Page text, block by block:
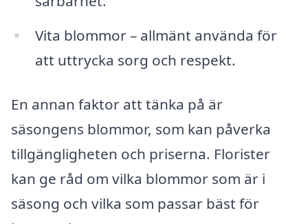
Vita blommor – allmänt använda för
att uttrycka sorg och respekt.
En annan faktor att tänka på är
säsongens blommor, som kan påverka
tillgängligheten och priserna. Florister
kan ge råd om vilka blommor som är i
säsong och vilka som passar bäst för